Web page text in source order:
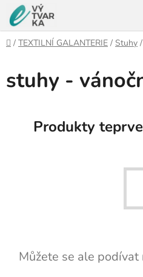
Přejít
na
obsah
Domů
/ TEXTILNÍ GALANTERIE / Stuhy /
stuhy -
Produkty
Můžete se ale